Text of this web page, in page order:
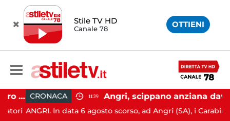
Stile TV HD
Canale 78 OTTIENI
Firme digitali utilizzate a loro insaputa: 9 indagati nel Vallo di Diano CRONACA 11:39 Angri, scippano anziana davanti ad un negozio: tre arresti
ANGRI. In data 6 agosto scorso, ad Angri (SA), i Carabinieri